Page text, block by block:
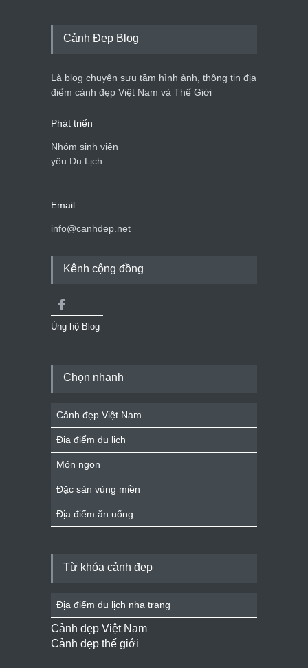
Cảnh Đẹp Blog
Là blog chuyên sưu tầm hình ảnh, thông tin địa
điểm cảnh đẹp Việt Nam và Thế Giới
Phát triển
Nhóm sinh viên
yêu Du Lịch
Email
info@canhdep.net
Kênh cộng đồng
Ủng hộ Blog
Chọn nhanh
Cảnh đẹp Việt Nam
Địa điểm du lịch
Món ngon
Đặc sản vùng miền
Địa điểm ăn uống
Từ khóa cảnh đẹp
Địa điểm du lịch nha trang
Cảnh đẹp Việt Nam
Cảnh đẹp thế giới